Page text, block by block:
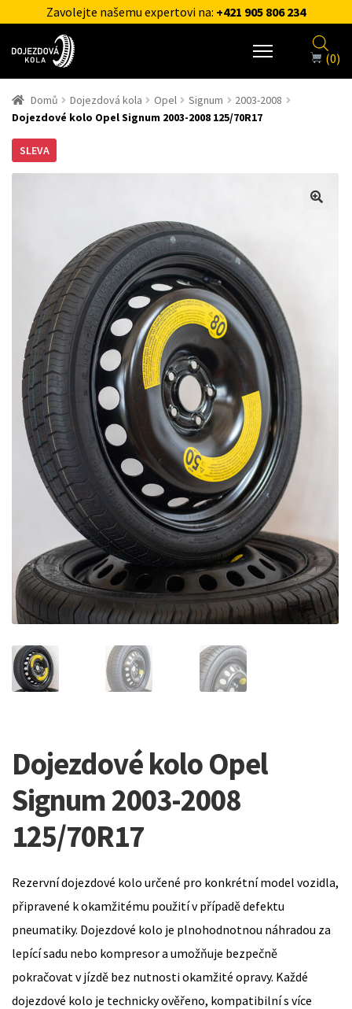
Zavolejte našemu expertovi na: +421 905 806 234
(0)
Domů Dojezdová kola Opel Signum
2003-2008
Dojezdové kolo Opel Signum 2003-2008 125/70R17
SLEVA
Dojezdové kolo Opel
Signum 2003-2008
125/70R17
Rezervní dojezdové kolo určené pro konkrétní model vozidla,
připravené k okamžitému použití v případě defektu
pneumatiky. Dojezdové kolo je plnohodnotnou náhradou za
lepící sadu nebo kompresor a umožňuje bezpečně
pokračovat v jízdě bez nutnosti okamžité opravy. Každé
dojezdové kolo je technicky ověřeno, kompatibilní s více